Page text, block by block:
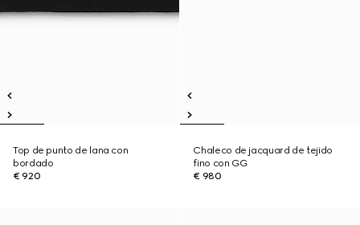
Top de punto de lana con
bordado
€ 920
Chaleco de jacquard de tejido
fino con GG
€ 980